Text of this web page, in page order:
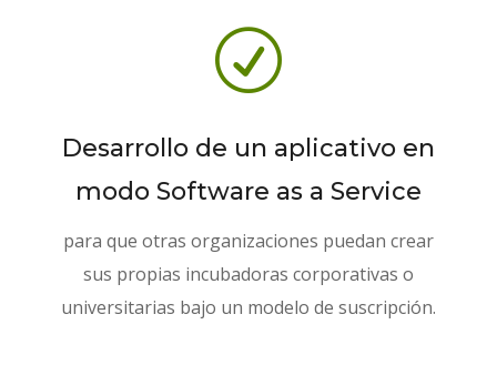
R
Desarrollo de un aplicativo en
modo Software as a Service
para que otras organizaciones puedan crear
sus propias incubadoras corporativas o
universitarias bajo un modelo de suscripción.